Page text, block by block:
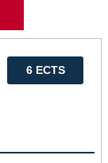
6 ECTS